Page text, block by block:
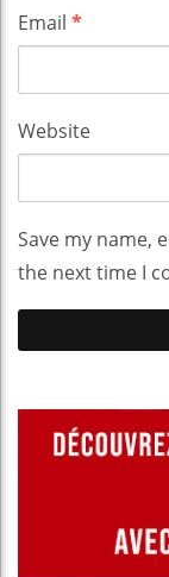
Email *
Website
Save my name,
the next time I